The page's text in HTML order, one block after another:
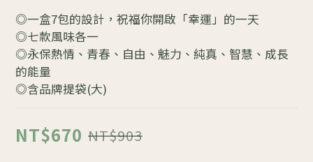
◎一盒7包的設計，祝福你開啟「幸運」的一天
◎七款風味各一
◎永保熱情、青春、自由、魅力、純真、智慧、成長
的能量
◎含品牌提袋(大)
NT$670 NT$903